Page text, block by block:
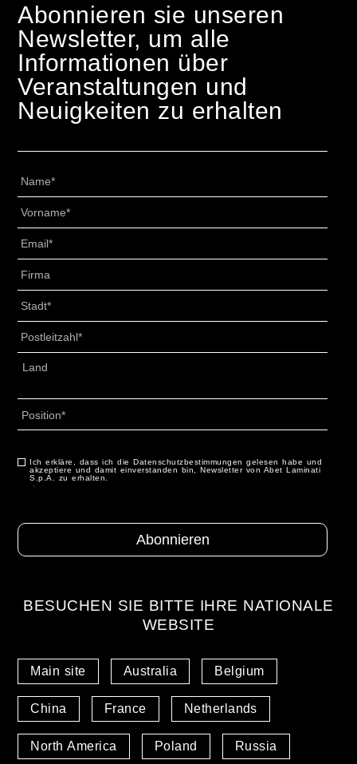
Abonnieren sie unseren
Newsletter, um alle
Informationen über
Veranstaltungen und
Neuigkeiten zu erhalten
Titolo
Indirizzo
Land
Consenso *
Ich erkläre, dass ich die Datenschutzbestimmungen gelesen habe und
akzeptiere und damit einverstanden bin, Newsletter von Abet Laminati
S.p.A. zu erhalten.
*
BESUCHEN SIE BITTE IHRE NATIONALE
WEBSITE
Main site Australia Belgium
China France Netherlands
North America Poland Russia